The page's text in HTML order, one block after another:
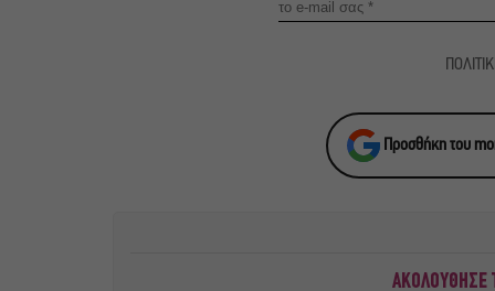
Προσθήκη του
ΑΚΟΛΟΥΘΗΣΕ